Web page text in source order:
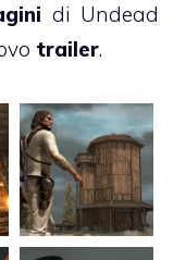
di Undead
trailer.